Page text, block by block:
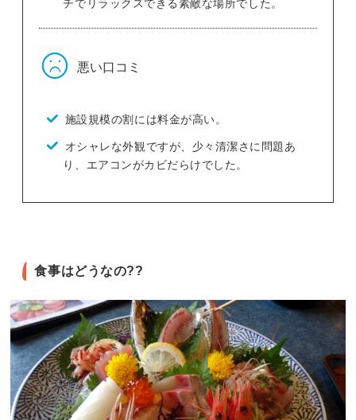
チでリラックスできる素敵な場所でした。
悪い口コミ
施設規模の割には料金が高い。
オシャレな外観ですが、少々清潔さに問題あ
り、エアコンがカビだらけでした。
食事はどうなの??